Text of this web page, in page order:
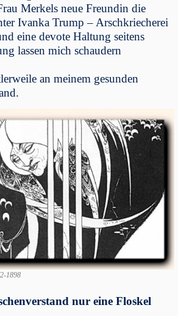
Merkels neue Freundin die
Ivanka Trump – Arschkriecherei
eine devote Haltung seitens
lassen mich schaudern
an meinem gesunden
1898
nur eine Floskel